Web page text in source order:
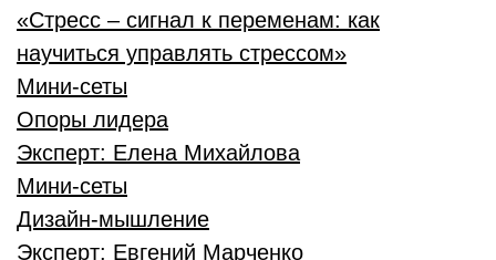
«Стресс – сигнал к переменам: как
научиться управлять стрессом»
Мини-сеты
Опоры лидера
Эксперт: Елена Михайлова
Мини-сеты
Дизайн-мышление
Эксперт: Евгений Марченко